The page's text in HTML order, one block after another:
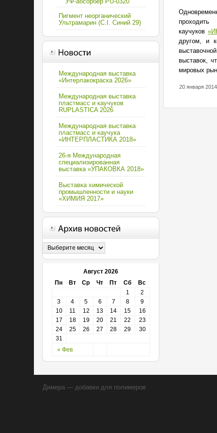
Пигмент неорганический
Ультрамарин (C.I. Синий 29)
Международная выставка
«Интерлакокраска 2026»
Международная выставка
пластмасс и каучуков
RUPLASTICA 2026
Международная выставка
пластмасс и каучука
«ИНТЕРПЛАСТИКА 2018»
26-я Международная
специализированная
выставка «УПАКОВКА 2018»
Выставка химической
промышленности и науки
«ХИМИЯ 2017»
Август 2026
Пн
Вт Ср Чт Пт Сб Вс
« Фев
1
2
3
4 5 6 7 8
9
10
11 12 13 14 15
16
17
18 19 20 21 22
23
24
25 26 27 28 29
30
31
каучуков
другом, и
выставок,
мировых
20 января 2014
Димера — добавки для полимеров